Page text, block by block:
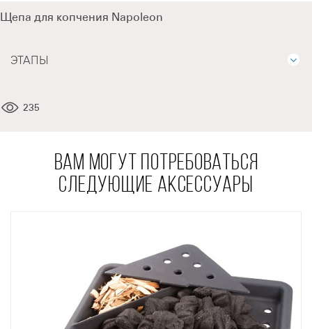
Щепа для копчения Napoleon
ЭТАПЫ
235
ВАМ МОГУТ ПОТРЕБОВАТЬСЯ
СЛЕДУЮЩИЕ АКСЕССУАРЫ